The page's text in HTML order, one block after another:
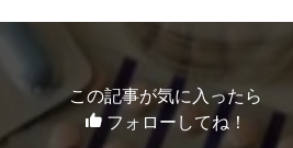
この記事が気に入ったら
フォローしてね！